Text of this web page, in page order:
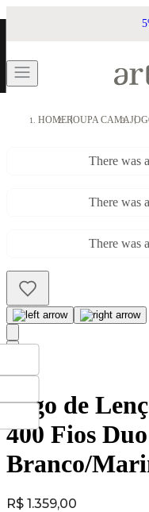
HOMEROUPA CAMA
There was
There was
There was
Jogo de
400 Fios
Branco/
Price:
R$ 1.359,00